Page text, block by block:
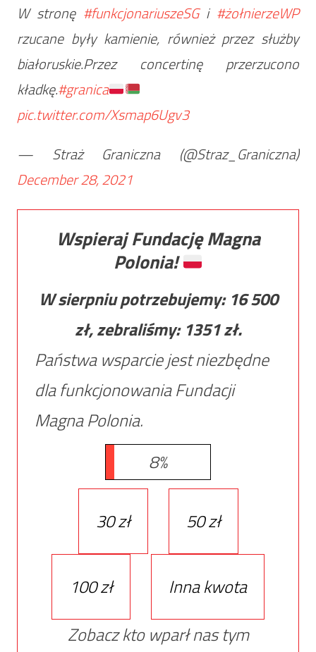
W stronę #funkcjonariuszeSGi #żołnierzeWP
rzucane były kamienie, również przez służby
białoruskie.Przez concertinę przerzucono
kładkę.#granica
pic.twitter.com/Xsmap6Ugv3
— Straż Graniczna (@Straz_Graniczna)
December 28, 2021
Wspieraj Fundację Magna
Polonia!
W sierpniu potrzebujemy: 16 500
zł, zebraliśmy: 1351zł.
Państwa wsparcie jest niezbędne
dla funkcjonowania Fundacji
Magna Polonia.
8%
30 zł 50 zł
100 zł
Inna kwota
Zobacz kto wparł nas tym